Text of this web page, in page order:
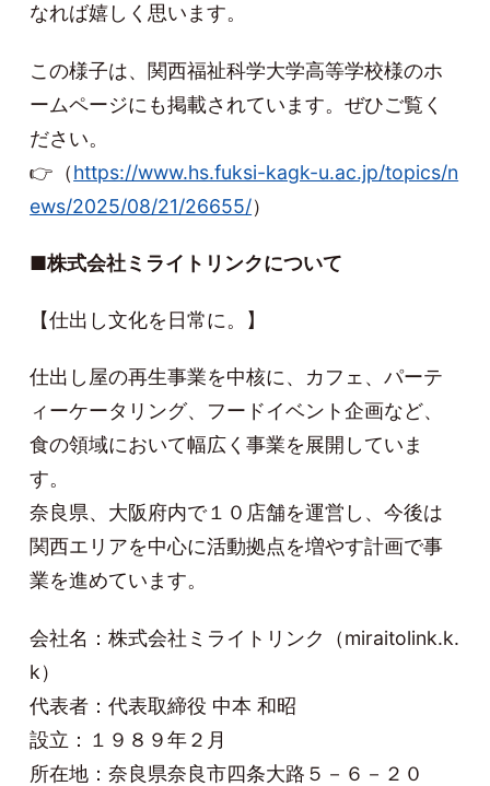
なれば嬉しく思います。
この様子は、関西福祉科学大学高等学校様のホ
ームページにも掲載されています。ぜひご覧く
ださい。
👉（https://www.hs.fuksi-kagk-u.ac.jp/topics/n
ews/2025/08/21/26655/）
■株式会社ミライトリンクについて
【仕出し文化を日常に。】
仕出し屋の再生事業を中核に、カフェ、パーテ
ィーケータリング、フードイベント企画など、
食の領域において幅広く事業を展開していま
す。
奈良県、大阪府内で１０店舗を運営し、今後は
関西エリアを中心に活動拠点を増やす計画で事
業を進めています。
会社名：株式会社ミライトリンク（miraitolink.k.
k）
代表者：代表取締役 中本 和昭
設立：１９８９年２月
所在地：奈良県奈良市四条大路５－６－２０